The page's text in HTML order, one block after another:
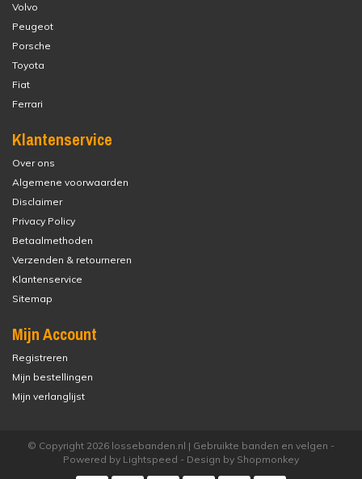
Volvo
Peugeot
Porsche
Toyota
Fiat
Ferrari
Klantenservice
Over ons
Algemene voorwaarden
Disclaimer
Privacy Policy
Betaalmethoden
Verzenden & retourneren
Klantenservice
Sitemap
Mijn Account
Registreren
Mijn bestellingen
Mijn verlanglijst
© Copyright 2026 lossebanden.nl | Gebruikte banden en velgen -
Powered by Lightspeed - Design by Shopmonkey